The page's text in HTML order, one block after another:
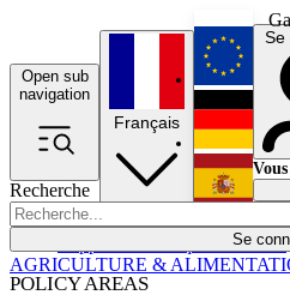
Open sub
navigation
Recherche
Se
POLICY AREAS
Économie
Français
Se
AGRICULTURE &